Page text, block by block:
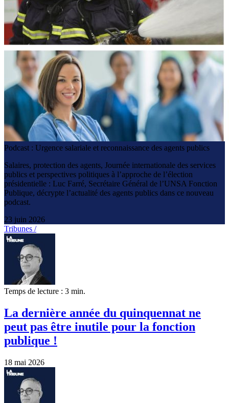
Podcast : Urgence salariale et reconnaissance des agents publics
Salaires, protection des agents, Journée internationale des services
publics et perspectives politiques à l’approche de l’élection
présidentielle : Luc Farré, Secrétaire Général de l’UNSA Fonction
Publique, décrypte l’actualité des agents publics dans ce nouveau
podcast.
23 juin 2026
Tribunes /
Temps de lecture : 3 min.
La dernière année du quinquennat ne
peut pas être inutile pour la fonction
publique !
18 mai 2026